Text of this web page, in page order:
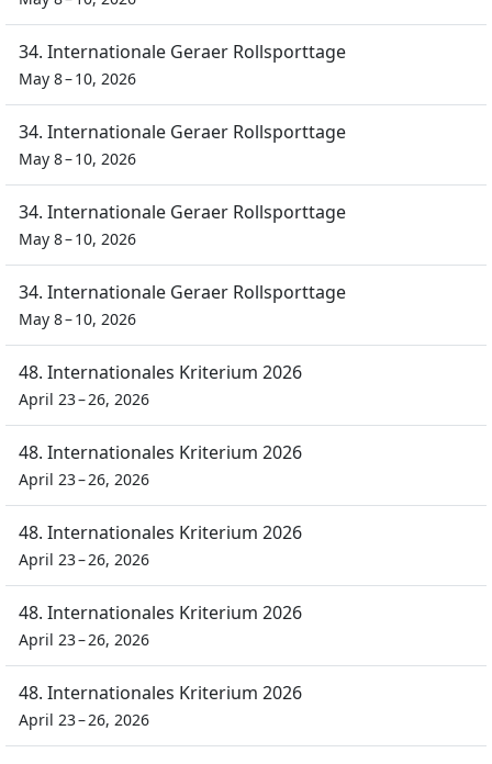
34. Internationale Geraer Rollsporttage
May 8 – 10, 2026
34. Internationale Geraer Rollsporttage
May 8 – 10, 2026
34. Internationale Geraer Rollsporttage
May 8 – 10, 2026
34. Internationale Geraer Rollsporttage
May 8 – 10, 2026
48. Internationales Kriterium 2026
April 23 – 26, 2026
48. Internationales Kriterium 2026
April 23 – 26, 2026
48. Internationales Kriterium 2026
April 23 – 26, 2026
48. Internationales Kriterium 2026
April 23 – 26, 2026
48. Internationales Kriterium 2026
April 23 – 26, 2026